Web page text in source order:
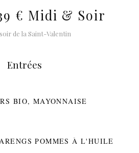
€ Midi & Soir
de la Saint-Valentin
Entrées
BIO, MAYONNAISE
POMMES À L'HUILE